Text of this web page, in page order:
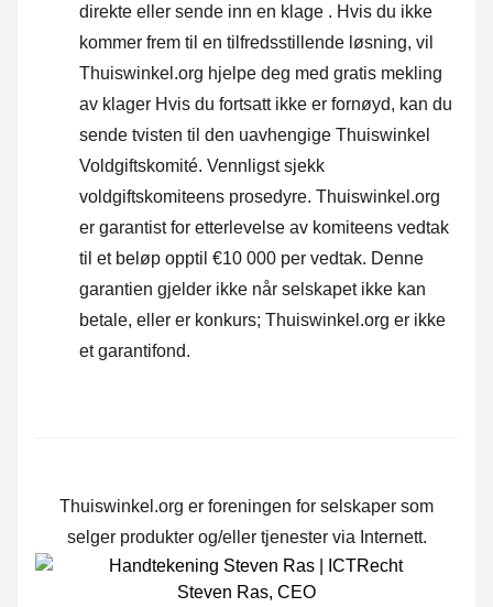
direkte eller sende inn en klage . Hvis du ikke
kommer frem til en tilfredsstillende løsning, vil
Thuiswinkel.org hjelpe deg med gratis mekling
av klager Hvis du fortsatt ikke er fornøyd, kan du
sende tvisten til den uavhengige Thuiswinkel
Voldgiftskomité. Vennligst sjekk
voldgiftskomiteens prosedyre. Thuiswinkel.org
er garantist for etterlevelse av komiteens vedtak
til et beløp opptil €10 000 per vedtak. Denne
garantien gjelder ikke når selskapet ikke kan
betale, eller er konkurs; Thuiswinkel.org er ikke
et garantifond.
Thuiswinkel.org er foreningen for selskaper som
selger produkter og/eller tjenester via Internett.
Steven Ras, CEO